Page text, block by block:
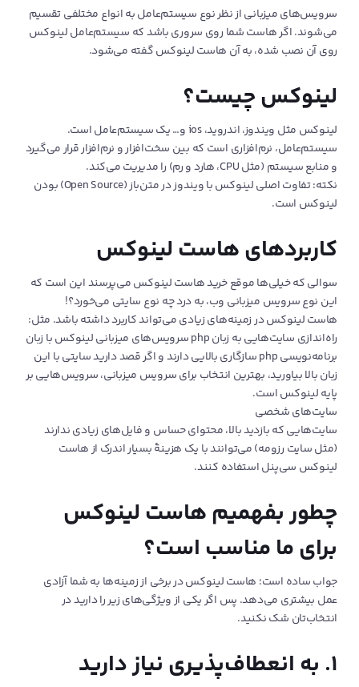
سرویس‌های میزبانی از نظر نوع سیستم‌عامل به انواع مختلفی تقسیم
می‌شوند. اگر هاست شما روی سروری باشد که سیستم‌عامل لینوکس
روی آن نصب شده، به آن هاست لینوکس گفته می‌شود.
لینوکس چیست؟
لینوکس مثل ویندوز، اندروید، ios و… یک سیستم‌‌عامل است.
سیستم‌عامل، نرم‌افزاری است که بین سخت‌افزار و نرم‌افزار قرار می‌گیرد
و منابع سیستم (مثل CPU، هارد و رم) را مدیریت می‎‌کند.
نکته: تفاوت اصلی لینوکس با ویندوز در متن‌باز (Open Source) بودن
لینوکس است.
کاربردهای هاست لینوکس
سوالی که خیلی‌ها موقع خرید هاست لینوکس می‌پرسند این است که
این نوع سرویس میزبانی وب، به درد چه نوع سایتی می‌خورد؟!
هاست لینوکس در زمینه‌های زیادی می‌تواند کاربرد داشته باشد. مثل:
راه‌اندازی سایت‌هایی به زبان php سرویس‌های میزبانی لینوکس با زبان
برنامه‌نویسی php سازگاری بالایی دارند و اگر قصد دارید سایتی با این
زبان بالا بیاورید، بهترین انتخاب برای سرویس میزبانی، سرویس‌هایی بر
پایه لینوکس است.
سایت‌های شخصی
سایت‌هایی که بازدید بالا، محتوای حساس و فایل‌های زیادی ندارند
(مثل سایت رزومه) می‌توانند با یک هزینۀ بسیار اندرک از هاست
لینوکس سی‌پنل استفاده کنند.
چطور بفهمیم هاست لینوکس
برای ما مناسب است؟
جواب ساده است؛ هاست لینوکس در برخی از زمینه‌ها به شما آزادی
عمل بیشتری می‌دهد. پس اگر یکی از ویژگی‌های زیر را دارید در
انتخاب‌تان شک نکنید.
۱. به انعطاف‌پذیری نیاز دارید